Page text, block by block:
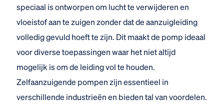
speciaal is ontworpen om lucht te verwijderen en
vloeistof aan te zuigen zonder dat de aanzuigleiding
volledig gevuld hoeft te zijn. Dit maakt de pomp ideaal
voor diverse toepassingen waar het niet altijd
mogelijk is om de leiding vol te houden.
Zelfaanzuigende pompen zijn essentieel in
verschillende industrieën en bieden tal van voordelen.